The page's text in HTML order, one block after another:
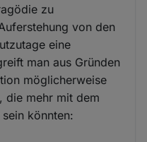
zu
von den
eine
man aus Gründen
möglicherweise
die mehr mit dem
könnten: